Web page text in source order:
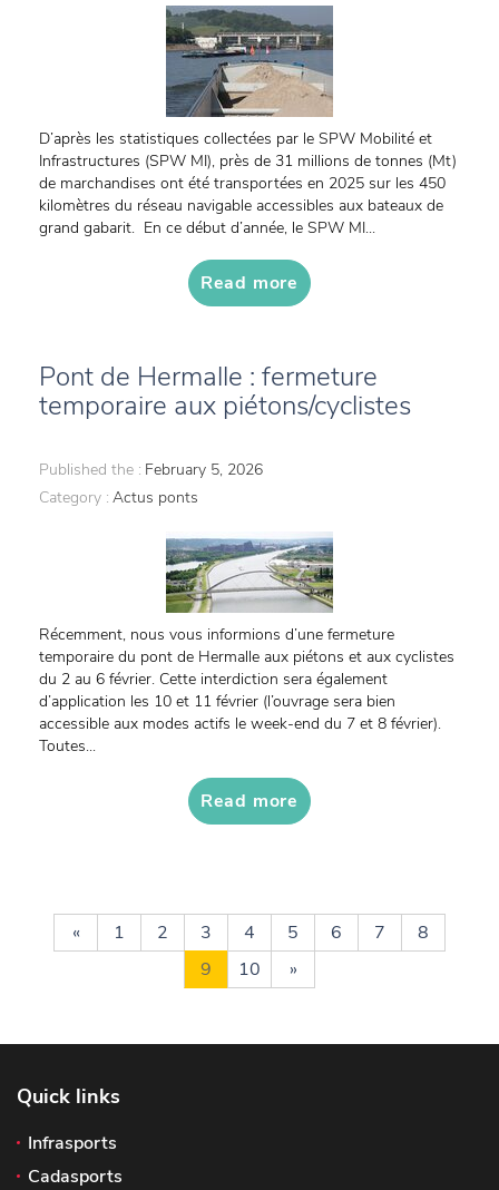
D’après les statistiques collectées par le SPW Mobilité et
Infrastructures (SPW MI), près de 31 millions de tonnes (Mt)
de marchandises ont été transportées en 2025 sur les 450
kilomètres du réseau navigable accessibles aux bateaux de
grand gabarit. En ce début d’année, le SPW MI...
Read more
Pont de Hermalle : fermeture
temporaire aux piétons/cyclistes
Published the : February 5, 2026
Category : Actus ponts
Récemment, nous vous informions d’une fermeture
temporaire du pont de Hermalle aux piétons et aux cyclistes
du 2 au 6 février. Cette interdiction sera également
d’application les 10 et 11 février (l’ouvrage sera bien
accessible aux modes actifs le week-end du 7 et 8 février).
Toutes...
Read more
« 1 2 3 4 5 6 7
8
9
10 »
Quick links
Infrasports
Cadasports